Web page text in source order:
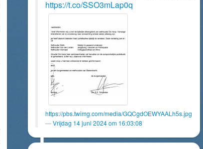
https://t.co/SSO3mLap0q
https://pbs.twimg.com/media/GQCgdOEWYAALh5s.jpg
Vrijdag 14 juni 2024 om 16:03:08